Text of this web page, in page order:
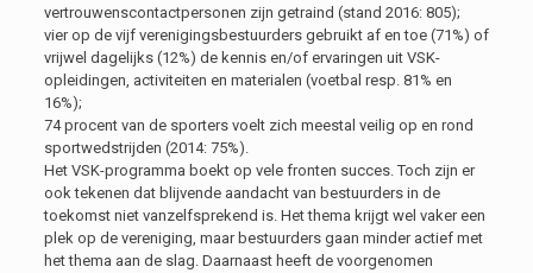
vertrouwenscontactpersonen zijn getraind (stand 2016: 805);
vier op de vijf verenigingsbestuurders gebruikt af en toe (71%) of
vrijwel dagelijks (12%) de kennis en/of ervaringen uit VSK-
opleidingen, activiteiten en materialen (voetbal resp. 81% en
16%);
74 procent van de sporters voelt zich meestal veilig op en rond
sportwedstrijden (2014: 75%).
Het VSK-programma boekt op vele fronten succes. Toch zijn er
ook tekenen dat blijvende aandacht van bestuurders in de
toekomst niet vanzelfsprekend is. Het thema krijgt wel vaker een
plek op de vereniging, maar bestuurders gaan minder actief met
het thema aan de slag. Daarnaast heeft de voorgenomen